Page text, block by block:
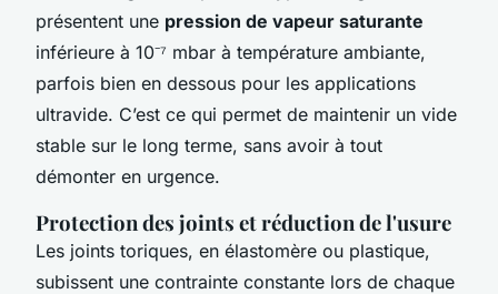
présentent une pression de vapeur saturante
inférieure à 10⁻⁷ mbar à température ambiante,
parfois bien en dessous pour les applications
ultravide. C’est ce qui permet de maintenir un vide
stable sur le long terme, sans avoir à tout
démonter en urgence.
Protection des joints et réduction de l'usure
Les joints toriques, en élastomère ou plastique,
subissent une contrainte constante lors de chaque